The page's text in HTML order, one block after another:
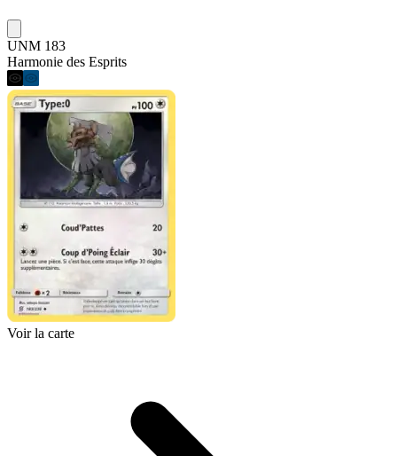
UNM 183
Harmonie des Esprits
Voir la carte